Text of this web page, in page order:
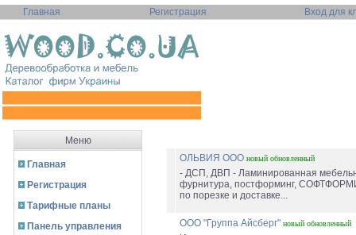
Главная Регистрация Вход для
Меню
Главная
Регистрация
Тарифные планы
Панель управления
ОЛЬВИЯ ООО новый обновленный
- ДСП, ДВП - Ламинированная
фурнитура, постформинг,
по порезке и доставке...
ООО "Группа Айсберг" новый обновленный